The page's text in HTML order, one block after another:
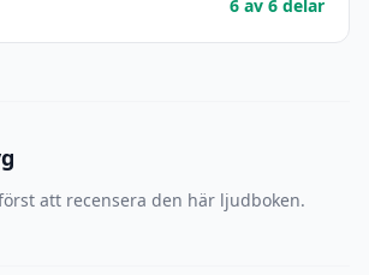
6 av 6 delar
att recensera den här ljudboken.